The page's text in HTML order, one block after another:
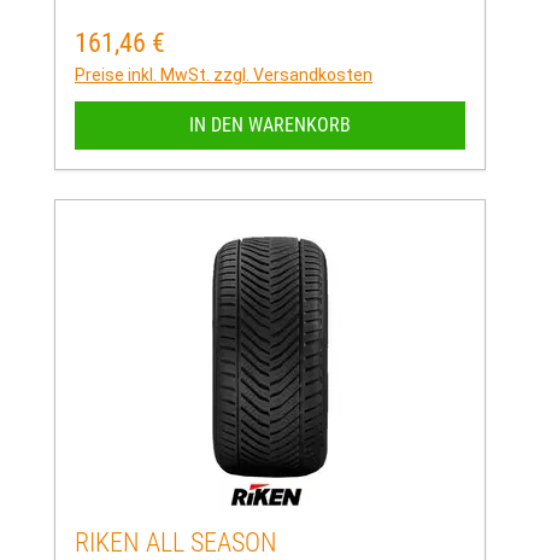
Regulärer Preis:
161,46 €
Preise inkl. MwSt. zzgl. Versandkosten
IN DEN WARENKORB
RIKEN ALL SEASON